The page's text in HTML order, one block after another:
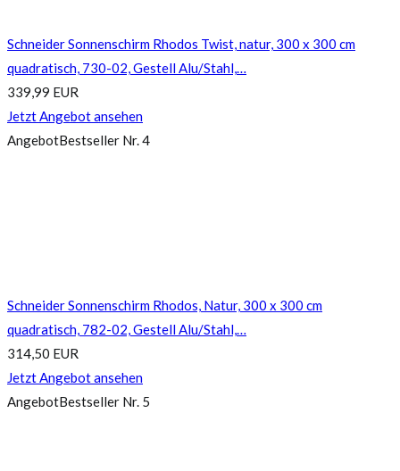
Schneider Sonnenschirm Rhodos Twist, natur, 300 x 300 cm
quadratisch, 730-02, Gestell Alu/Stahl,…
339,99 EUR
Jetzt Angebot ansehen
AngebotBestseller Nr. 4
Schneider Sonnenschirm Rhodos, Natur, 300 x 300 cm
quadratisch, 782-02, Gestell Alu/Stahl,…
314,50 EUR
Jetzt Angebot ansehen
AngebotBestseller Nr. 5